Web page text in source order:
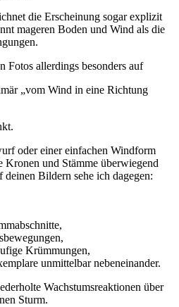
die Erscheinung sogar explizit
mageren Boden und Wind als die
Fotos allerdings besonders auf
„vom Wind in eine Richtung
oder einer einfachen Windform
Kronen und Stämme überwiegend
Bildern sehe ich dagegen:
Krümmungen,
unmittelbar nebeneinander.
Wachstumsreaktionen über
Sturm.